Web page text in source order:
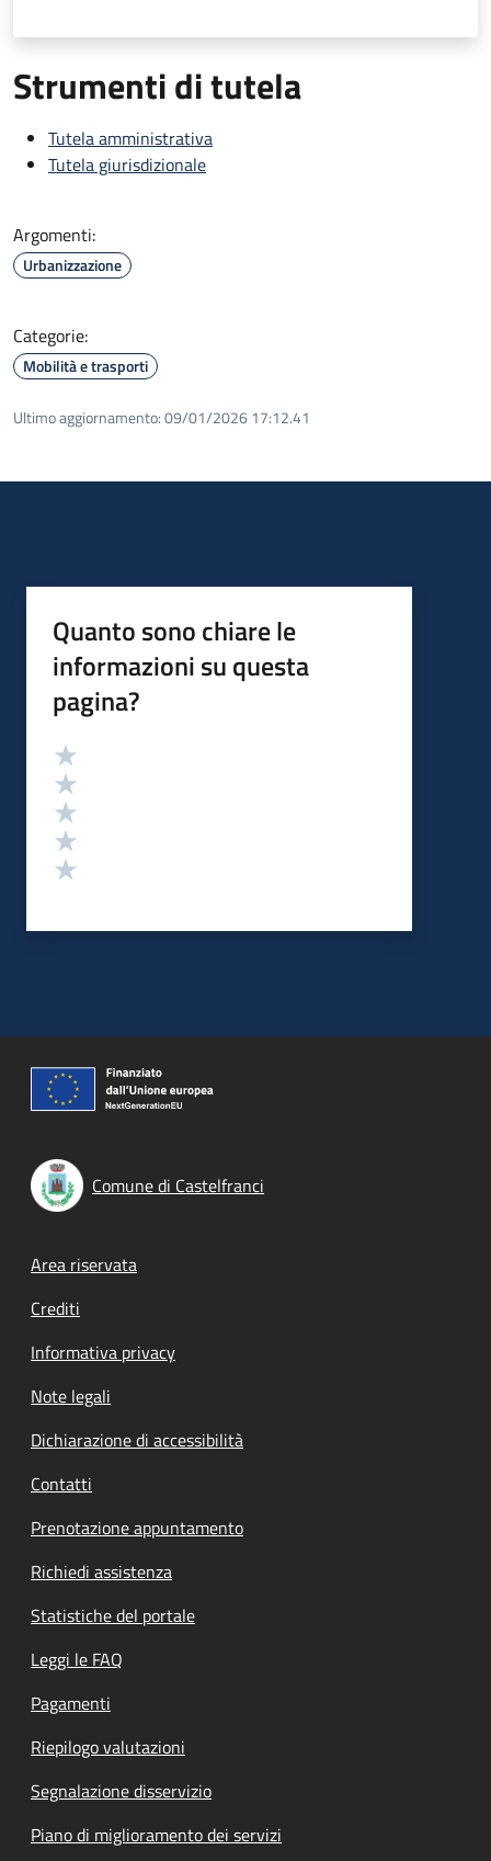
Strumenti di tutela
Tutela amministrativa
Tutela giurisdizionale
Argomenti:
Urbanizzazione
Categorie:
Mobilità e trasporti
Ultimo aggiornamento:09/01/2026 17:12.41
Quanto sono chiare le
informazioni su questa
pagina?
Valutazione
Comune di Castelfranci
Footer menu
Area riservata
Crediti
Informativa privacy
Note legali
Dichiarazione di accessibilità
Contatti
Prenotazione appuntamento
Richiedi assistenza
Statistiche del portale
Leggi le FAQ
Pagamenti
Riepilogo valutazioni
Segnalazione disservizio
Piano di miglioramento dei servizi